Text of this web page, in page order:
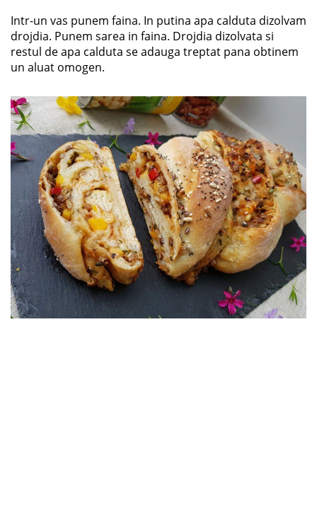
Intr-un vas punem faina. In putina apa calduta dizolvam
drojdia. Punem sarea in faina. Drojdia dizolvata si
restul de apa calduta se adauga treptat pana obtinem
un aluat omogen.